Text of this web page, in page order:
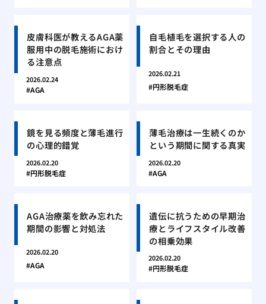
皮膚科医が教えるAGA薬
服用中の脱毛施術におけ
る注意点
2026.02.24
AGA
自毛植毛を選択する人の
割合とその理由
2026.02.21
円形脱毛症
鏡を見る頻度と薄毛進行
の心理的錯覚
2026.02.20
円形脱毛症
薄毛治療は一生続くのか
という期間に関する真実
2026.02.20
AGA
AGA治療薬を飲み忘れた
期間の影響と対処法
2026.02.20
AGA
遺伝に抗うための早期治
療とライフスタイル改善
の相乗効果
2026.02.20
円形脱毛症